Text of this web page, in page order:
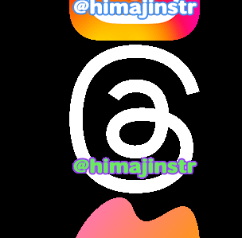
2024年5月(12)
2024年4月(15)
2024年3月
2024年1月
2023年12月
2023年11月 (4)
2023年10月
(3)
2023年9月
2023年8月(12)
2023年7月
(14)
2023年6月
2023年5月
(5)
2023年4月(6)
2023年3月
(3)
2023年1月
2022年12月
2022年11月